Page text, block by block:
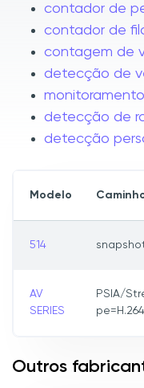
contador de
contador de
contagem de
detecção de
detecção de
detecção
Modelo
514
AV
SERIES
PSIA/
pe=H.264
Outros